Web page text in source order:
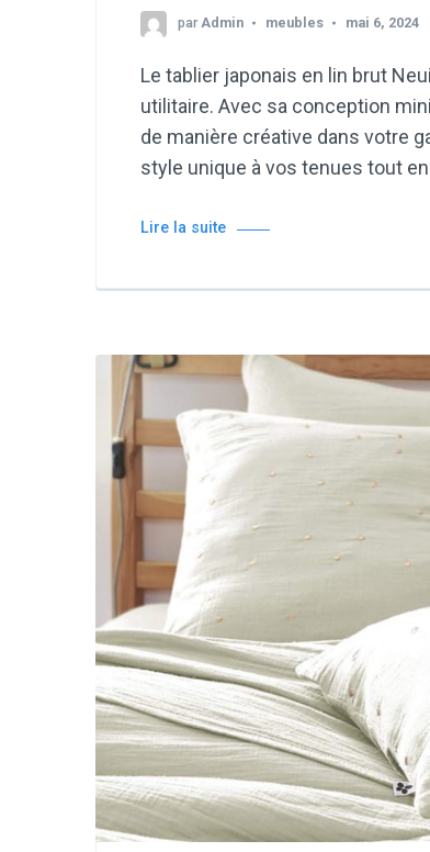
parAdmin meubles mai 6, 2024
Le tablier japonais en lin brut
utilitaire. Avec sa conception
de manière créative dans votre
style unique à vos tenues tout
Lire la suite